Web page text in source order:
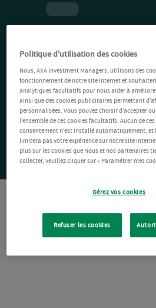
Politique d'utilisation des cookies
Nous, AXA Investment Managers, utilisons des
fonctionnement de notre site Internet et
analytiques facultatifs pour nous aider à
ainsi que des cookies publicitaires permettant
personnalisées. Vous pouvez choisir d’accepter
l’ensemble de ces cookies facultatifs. Aucun de
consentement n’est installé automatiquement, et
limitera pas votre expérience sur notre site
plus sur les cookies que Nous et nos partenaires
collecter, veuillez cliquer sur « Paramétrer mes
Gérez vos cookies
Refuser les cookies